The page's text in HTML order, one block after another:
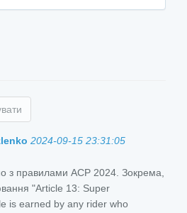
2024-09-15 23:31:05
з правилами ACP 2024. Зокрема,
"Article 13: Super
is earned by any rider who